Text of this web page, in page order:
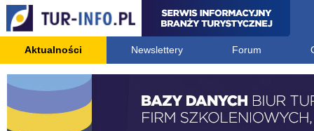
Aktualności Newslettery Forum